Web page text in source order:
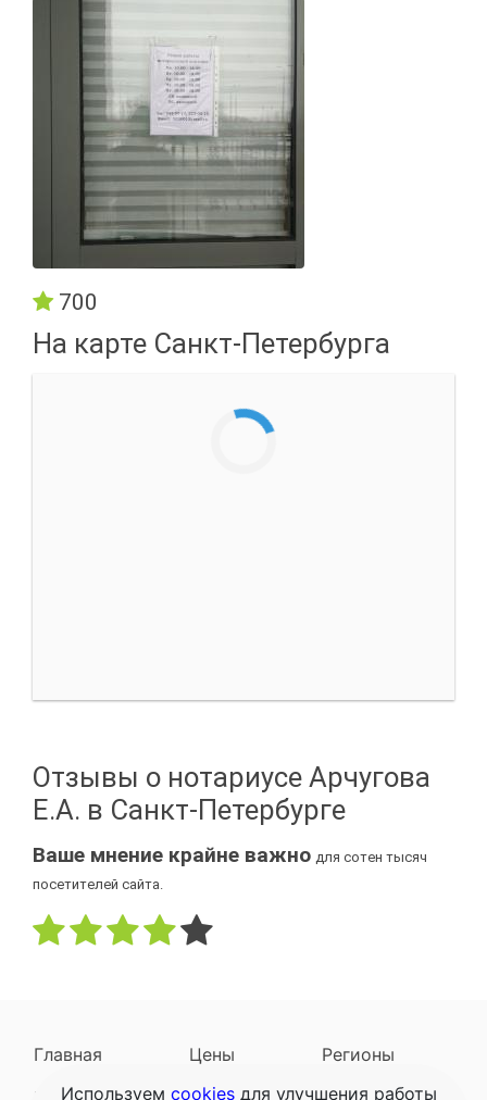
700
На карте Санкт-Петербурга
Отзывы о нотариусе Арчугова
Е.А. в Санкт-Петербурге
Ваше мнение крайне важно для сотен тысяч
посетителей сайта.
Главная Цены
Регионы
Используем cookies для улучшения работы